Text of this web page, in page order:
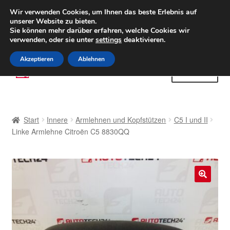
LIEFERUNG ab 6 EUR
Weltweiter Versand
(800) 500 564Mo-Fr 9-16 Uhr
Zur
Navigation
Zum
Inhalt
AGB
Datenschutz-Bestimmungen
Start Innere Armlehnen und Kopfstützen
C5 I und II
Linke Armlehne Citroën C5 8830QQ
Wir verwenden Cookies, um Ihnen das beste Erlebnis auf
unserer Website zu bieten.
Sie können mehr darüber erfahren, welche Cookies wir
verwenden, oder sie untersettings deaktivieren.
Akzeptieren Ablehnen